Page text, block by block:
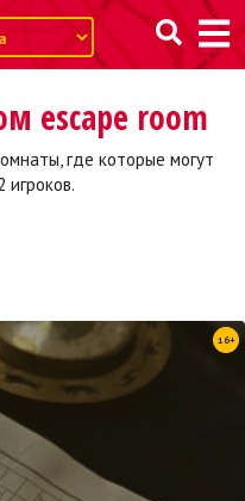
escape room
где которые могут
игроков.
16+